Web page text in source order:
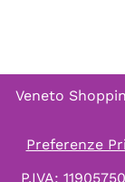
Veneto
Preferenze
P.IVA: